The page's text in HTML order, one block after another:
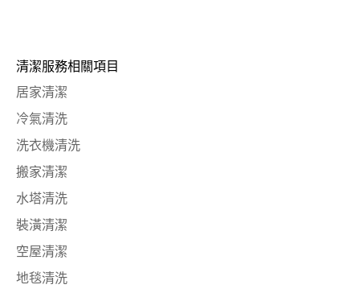
清潔服務相關項目
居家清潔
冷氣清洗
洗衣機清洗
搬家清潔
水塔清洗
裝潢清潔
空屋清潔
地毯清洗